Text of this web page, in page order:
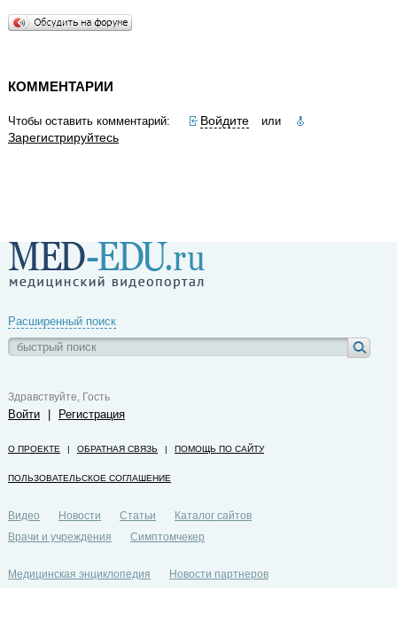
КОММЕНТАРИИ
Чтобы оставить комментарий: Войдите или
Зарегистрируйтесь
Расширенный поиск
Здравствуйте, Гость
Войти Регистрация
О ПРОЕКТЕ | ОБРАТНАЯ СВЯЗЬ | ПОМОЩЬ ПО САЙТУ
ПОЛЬЗОВАТЕЛЬСКОЕ СОГЛАШЕНИЕ
Видео Новости Статьи
Каталог сайтов
Врачи и учреждения
Симптомчекер
Медицинская энциклопедия
Новости партнеров